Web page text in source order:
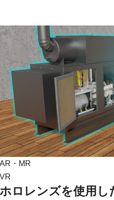
AR・MR
VR
ホロレンズを使用し